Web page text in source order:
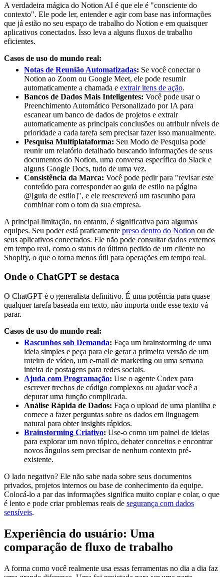
A verdadeira mágica do Notion AI é que ele é "consciente do
contexto". Ele pode ler, entender e agir com base nas informações
que já estão no seu espaço de trabalho do Notion e em quaisquer
aplicativos conectados. Isso leva a alguns fluxos de trabalho
eficientes.
Casos de uso do mundo real:
Notas de Reunião Automatizadas: Se você conectar o
Notion ao Zoom ou Google Meet, ele pode resumir
automaticamente a chamada e extrair itens de ação.
Bancos de Dados Mais Inteligentes: Você pode usar o
Preenchimento Automático Personalizado por IA para
escanear um banco de dados de projetos e extrair
automaticamente as principais conclusões ou atribuir níveis de
prioridade a cada tarefa sem precisar fazer isso manualmente.
Pesquisa Multiplataforma: Seu Modo de Pesquisa pode
reunir um relatório detalhado buscando informações de seus
documentos do Notion, uma conversa específica do Slack e
alguns Google Docs, tudo de uma vez.
Consistência da Marca: Você pode pedir para "revisar este
conteúdo para corresponder ao guia de estilo na página
@[guia de estilo]", e ele reescreverá um rascunho para
combinar com o tom da sua empresa.
A principal limitação, no entanto, é significativa para algumas
equipes. Seu poder está praticamente preso dentro do Notion ou de
seus aplicativos conectados. Ele não pode consultar dados externos
em tempo real, como o status do último pedido de um cliente no
Shopify, o que o torna menos útil para operações em tempo real.
Onde o ChatGPT se destaca
O ChatGPT é o generalista definitivo. É uma potência para quase
qualquer tarefa baseada em texto, não importa onde esse texto vá
parar.
Casos de uso do mundo real:
Rascunhos sob Demanda: Faça um brainstorming de uma
ideia simples e peça para ele gerar a primeira versão de um
roteiro de vídeo, um e-mail de marketing ou uma semana
inteira de postagens para redes sociais.
Ajuda com Programação: Use o agente Codex para
escrever trechos de código complexos ou ajudar você a
depurar uma função complicada.
Análise Rápida de Dados: Faça o upload de uma planilha e
comece a fazer perguntas sobre os dados em linguagem
natural para obter insights rápidos.
Brainstorming Criativo: Use-o como um painel de ideias
para explorar um novo tópico, debater conceitos e encontrar
novos ângulos sem precisar de nenhum contexto pré-
existente.
O lado negativo? Ele não sabe nada sobre seus documentos
privados, projetos internos ou base de conhecimento da equipe.
Colocá-lo a par das informações significa muito copiar e colar, o que
é lento e pode criar problemas reais de segurança com dados
sensíveis.
Experiência do usuário: Uma
comparação de fluxo de trabalho
A forma como você realmente usa essas ferramentas no dia a dia faz